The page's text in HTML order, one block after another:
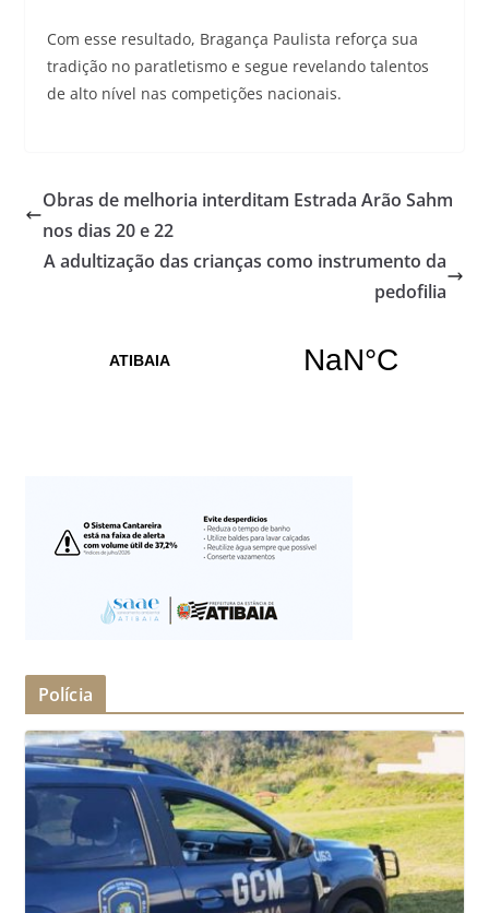
Com esse resultado, Bragança Paulista reforça sua
tradição no paratletismo e segue revelando talentos
de alto nível nas competições nacionais.
Obras de melhoria interditam Estrada Arão Sahm
nos dias 20 e 22
A adultização das crianças como instrumento da
pedofilia
Polícia